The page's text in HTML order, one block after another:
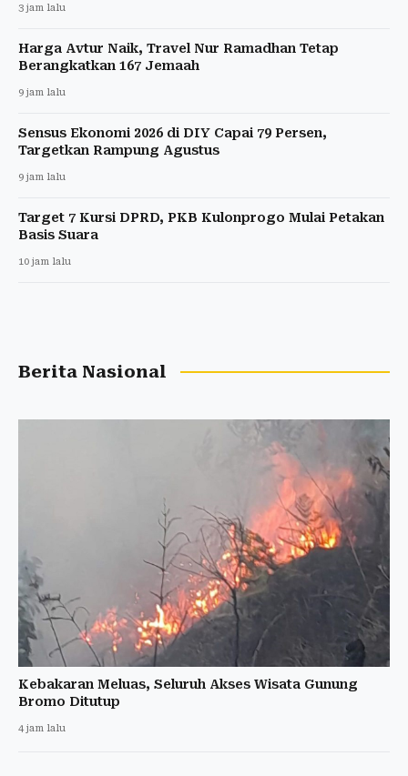
3 jam lalu
Harga Avtur Naik, Travel Nur Ramadhan Tetap
Berangkatkan 167 Jemaah
9 jam lalu
Sensus Ekonomi 2026 di DIY Capai 79 Persen,
Targetkan Rampung Agustus
9 jam lalu
Target 7 Kursi DPRD, PKB Kulonprogo Mulai Petakan
Basis Suara
10 jam lalu
Berita Nasional
Kebakaran Meluas, Seluruh Akses Wisata Gunung
Bromo Ditutup
4 jam lalu